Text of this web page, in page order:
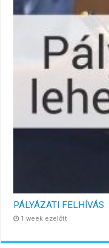
PÁLYÁZATI FELHÍVÁS
1 week ezelőtt